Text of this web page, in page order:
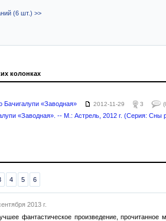
(6 шт.) >>
колонках
Бачигалупи «Заводная» 2012-11-29 3
«Заводная». -- М.: Астрель, 2012 г. (Серия: Сны
4 5 6
2013 г.
фантастическое произведение,